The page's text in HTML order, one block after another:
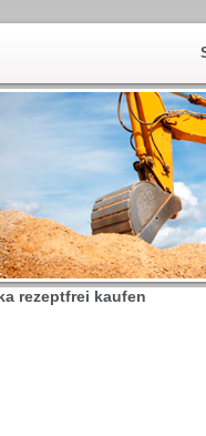
rezeptfrei kaufen